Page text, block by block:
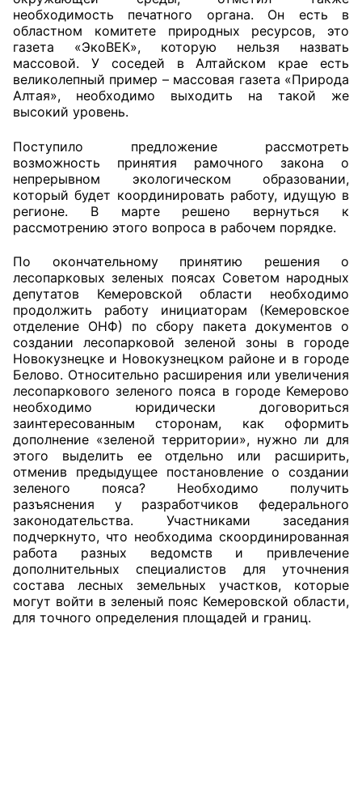
необходимость печатного органа. Он есть в
областном комитете природных ресурсов, это
газета «ЭкоВЕК», которую нельзя назвать
массовой. У соседей в Алтайском крае есть
великолепный пример – массовая газета «Природа
Алтая», необходимо выходить на такой же
высокий уровень.
Поступило предложение рассмотреть
возможность принятия рамочного закона о
непрерывном экологическом образовании,
который будет координировать работу, идущую в
регионе. В марте решено вернуться к
рассмотрению этого вопроса в рабочем порядке.
По окончательному принятию решения о
лесопарковых зеленых поясах Советом народных
депутатов Кемеровской области необходимо
продолжить работу инициаторам (Кемеровское
отделение ОНФ) по сбору пакета документов о
создании лесопарковой зеленой зоны в городе
Новокузнецке и Новокузнецком районе и в городе
Белово. Относительно расширения или увеличения
лесопаркового зеленого пояса в городе Кемерово
необходимо юридически договориться
заинтересованным сторонам, как оформить
дополнение «зеленой территории», нужно ли для
этого выделить ее отдельно или расширить,
отменив предыдущее постановление о создании
зеленого пояса? Необходимо получить
разъяснения у разработчиков федерального
законодательства. Участниками заседания
подчеркнуто, что необходима скоординированная
работа разных ведомств и привлечение
дополнительных специалистов для уточнения
состава лесных земельных участков, которые
могут войти в зеленый пояс Кемеровской области,
для точного определения площадей и границ.